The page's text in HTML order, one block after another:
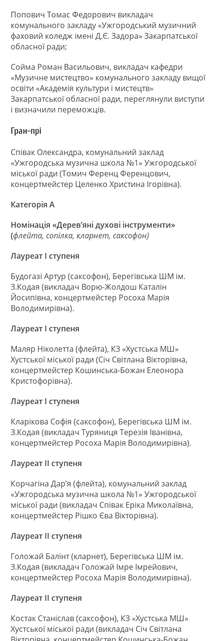
Попович Томас Федорович викладач
комунального закладу «Ужгородський музичний
фаховий коледж імені Д.Є. Задора» Закарпатської
обласної ради;
Сойма Роман Васильович, викладач кафедри
«Музичне мистецтво» комунального закладу вищої
освіти «Академія культури і мистецтв»
Закарпатської обласної ради, переглянули виступи
і визначили переможців.
Гран-прі
Співак Олександра, комунальний заклад
«Ужгородська музична школа №1» Ужгородської
міської ради (Томич Ференц Ференцович,
концертмейстер Целенко Христина Ігорівна).
Категорія А
Номінація «Дерев’яні духові інструменти»
(флейта, сопілка,кларнет, саксофон)
Лауреат І ступеня
Будогазі Артур (саксофон), Берегівська ШМ ім.
З.Кодая (викладач Ворю-Жолдош Каталін
Йосипівна, концертмейстер Росоха Марія
Володимирівна).
Лауреат І ступеня
Маляр Ніколетта (флейта), КЗ «Хустська МШ»
Хустської міської ради (Січ Світлана Вікторівна,
концертмейстер Кошинська-Божан Елеонора
Кристофорівна).
Лауреат І ступеня
Кларікова Софія (саксофон), Берегівська ШМ ім.
З.Кодая (викладач Туряниця Терезія Іванівна,
концертмейстер Росоха Марія Володимирівна).
Лауреат ІІ ступеня
Корчагіна Дар’я (флейта), комунальний заклад
«Ужгородська музична школа №1» Ужгородської
міської ради (викладач Співак Еріка Миколаївна,
концертмейстер Рішко Єва Вікторівна).
Лауреат ІІ ступеня
Голожай Балінт (кларнет), Берегівська ШМ ім.
З.Кодая (викладач Голожай Імре Імрейович,
концертмейстер Росоха Марія Володимирівна).
Лауреат ІІ ступеня
Костак Станіслав (саксофон), КЗ «Хустська МШ»
Хустської міської ради (викладач Січ Світлана